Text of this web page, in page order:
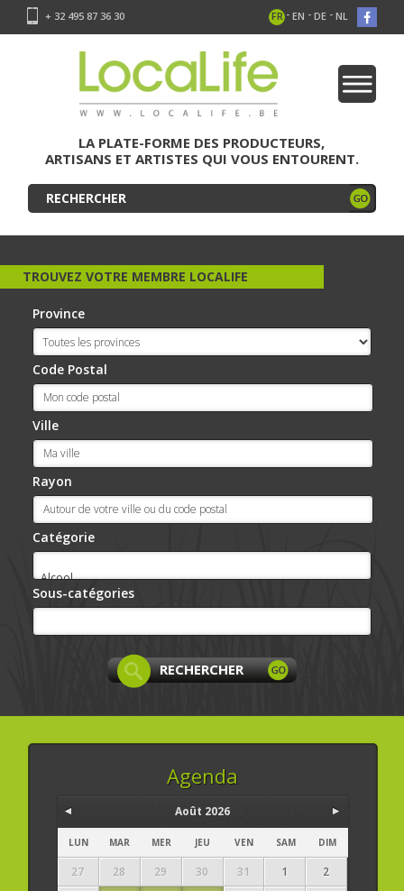
+ 32 495 87 36 30 FR - EN - DE - NL
LA PLATE-FORME DES PRODUCTEURS,
ARTISANS ET ARTISTES QUI VOUS ENTOURENT.
TROUVEZ VOTRE MEMBRE LOCALIFE
Province
Code Postal
Ville
Rayon
Catégorie
Sous-catégories
Agenda
Août 2026
LUN MAR MER JEU VEN SAM DIM
27 28 29 30 31 1
2